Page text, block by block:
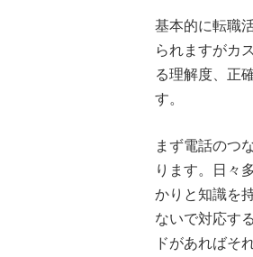
基本的に転職
られますがカ
る理解度、正
す。
まず電話のつ
ります。日々
かりと知識を
ないで対応す
ドがあればそ